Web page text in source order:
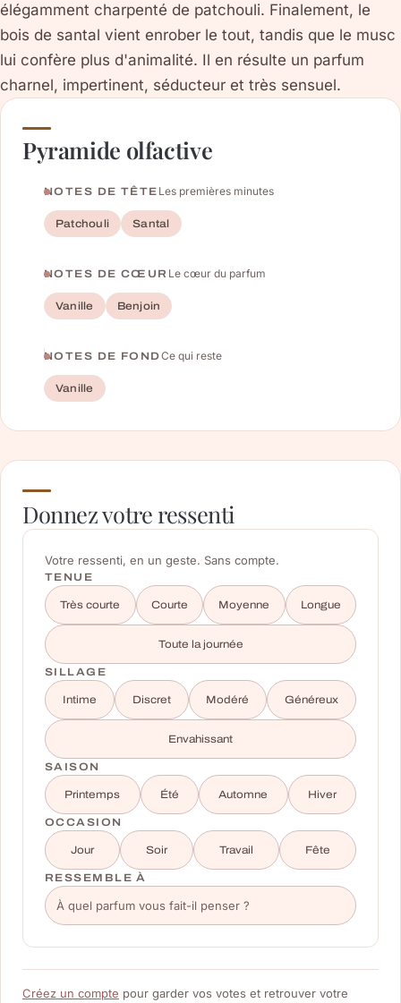
élégamment charpenté de patchouli. Finalement, le
bois de santal vient enrober le tout, tandis que le musc
lui confère plus d'animalité. Il en résulte un parfum
charnel, impertinent, séducteur et très sensuel.
Pyramide olfactive
NOTES DE TÊTE Les premières minutes
Patchouli Santal
NOTES DE CŒUR Le cœur du parfum
Vanille Benjoin
NOTES DE FONDCe qui reste
Vanille
Donnez votre ressenti
Votre ressenti, en un geste. Sans compte.
TENUE
Très courte Courte Moyenne Longue
Toute la journée
SILLAGE
Intime Discret Modéré Généreux
Envahissant
SAISON
Printemps Été Automne Hiver
OCCASION
Jour Soir Travail Fête
RESSEMBLE À
Créez un compte pour garder vos votes et retrouver votre